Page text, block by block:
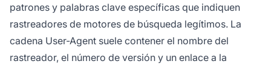
patrones y palabras clave específicas que indiquen
rastreadores de motores de búsqueda legítimos. La
cadena User-Agent suele contener el nombre del
rastreador, el número de versión y un enlace a la